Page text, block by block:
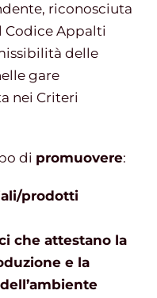
riconosciuta
Codice Appalti
delle
gare
nei Criteri
di promuovere:
prodotti
che attestano la
e la